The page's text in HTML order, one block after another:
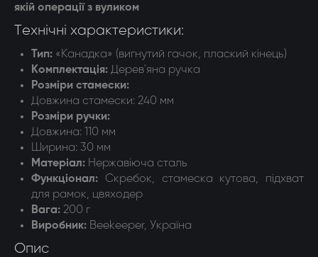
якій операції з вуликом
Технічні характеристики:
Тип: «Канадка» (вигнутий гачок, плаский кінець)
Комплектація: Дерев'яна ручка
Розміри стамески:
Довжина стамески: 240 мм
Розміри ручки:
Довжина: 110 мм
Ширина: 30 мм
Матеріал: Нержавіюча сталь
Функціонал: Скребок, стамеска кутова, підхват
для рамок, цвяходер
Вага: 200 г
Виробник: Beekeeper, Україна
Опис